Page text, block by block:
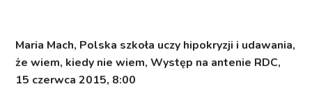
Maria Mach, Polska szkoła uczy hipokryzji i udawania,
że wiem, kiedy nie wiem, Występ na antenie RDC,
15 czerwca 2015, 8:00